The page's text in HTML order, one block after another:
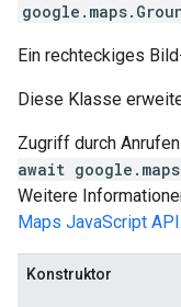
google.maps.
Ein rechteckiges
Diese Klasse
Zugriff durch
await
Weitere
Maps JavaScript API.
Konstruktor